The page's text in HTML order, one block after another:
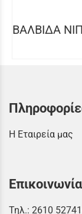
ΒΑΛΒΙΔΑ
Η Εταιρεία μας
Τηλ.: 2610